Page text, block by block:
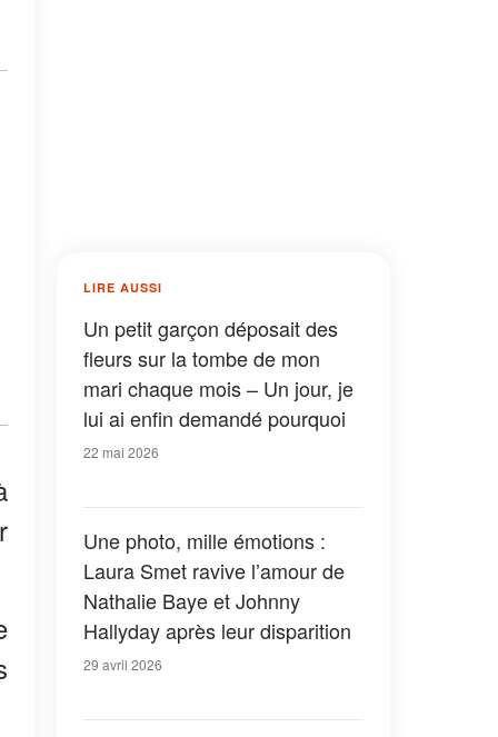
LIRE AUSSI
Un petit garçon déposait des
fleurs sur la tombe de mon
mari chaque mois – Un jour, je
lui ai enfin demandé pourquoi
22 mai 2026
Une photo, mille émotions :
Laura Smet ravive l’amour de
Nathalie Baye et Johnny
Hallyday après leur disparition
29 avril 2026